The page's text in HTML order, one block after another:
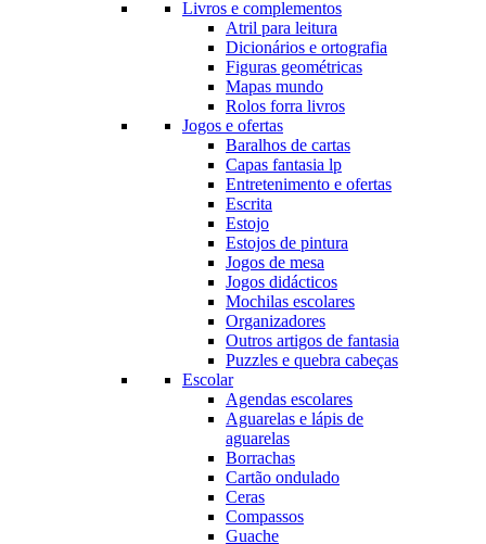
Livros e complementos
Atril para leitura
Dicionários e ortografia
Figuras geométricas
Mapas mundo
Rolos forra livros
Jogos e ofertas
Baralhos de cartas
Capas fantasia lp
Entretenimento e ofertas
Escrita
Estojo
Estojos de pintura
Jogos de mesa
Jogos didácticos
Mochilas escolares
Organizadores
Outros artigos de fantasia
Puzzles e quebra cabeças
Escolar
Agendas escolares
Aguarelas e lápis de
aguarelas
Borrachas
Cartão ondulado
Ceras
Compassos
Guache